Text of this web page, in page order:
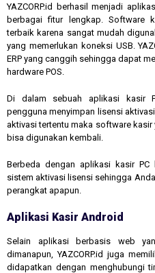
YAZCORP.id berhasil menjadi
berbagai fitur lengkap. Software
terbaik karena sangat mudah
yang memerlukan koneksi USB.
ERP yang canggih sehingga dapat
hardware POS.
Di dalam sebuah aplikasi kasir
pengguna menyimpan lisensi
aktivasi tertentu maka software
bisa digunakan kembali.
Berbeda dengan aplikasi kasir PC
sistem aktivasi lisensi sehingga
perangkat apapun.
Aplikasi Kasir Android
Selain aplikasi berbasis web
dimanapun, YAZCORP.id juga
didapatkan dengan menghubungi